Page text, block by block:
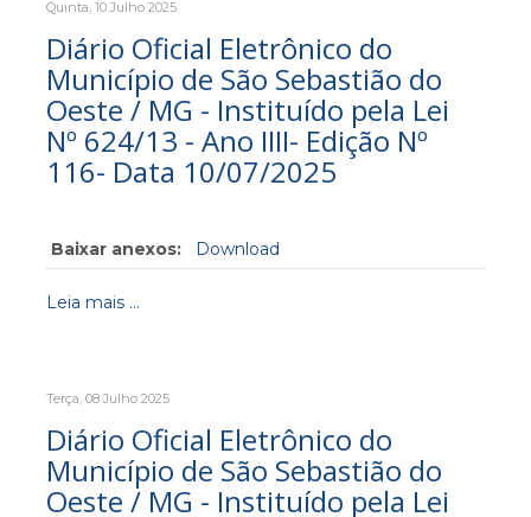
Quinta, 10 Julho 2025
Diário Oficial Eletrônico do
Município de São Sebastião do
Oeste / MG - Instituído pela Lei
Nº 624/13 - Ano IIII- Edição Nº
116- Data 10/07/2025
Baixar anexos: Download
Leia mais ...
Terça, 08 Julho 2025
Diário Oficial Eletrônico do
Município de São Sebastião do
Oeste / MG - Instituído pela Lei